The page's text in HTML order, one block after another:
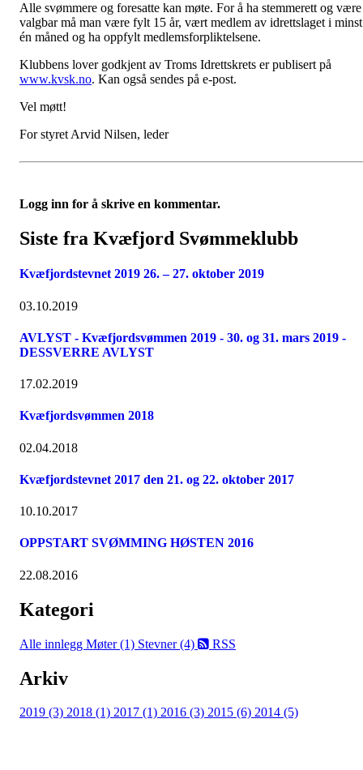
Alle svømmere og foresatte kan møte. For å ha stemmerett og være
valgbar må man være fylt 15 år, vært medlem av idrettslaget i minst
én måned og ha oppfylt medlemsforpliktelsene.
Klubbens lover godkjent av Troms Idrettskrets er publisert på
www.kvsk.no. Kan også sendes på e-post.
Vel møtt!
For styret Arvid Nilsen, leder
Logg inn for å skrive en kommentar.
Siste fra Kvæfjord Svømmeklubb
Kvæfjordstevnet 2019 26. – 27. oktober 2019
03.10.2019
AVLYST - Kvæfjordsvømmen 2019 - 30. og 31. mars 2019 -
DESSVERRE AVLYST
17.02.2019
Kvæfjordsvømmen 2018
02.04.2018
Kvæfjordstevnet 2017 den 21. og 22. oktober 2017
10.10.2017
OPPSTART SVØMMING HØSTEN 2016
22.08.2016
Kategori
Alle innlegg Møter (1) Stevner (4) RSS
Arkiv
2019 (3) 2018 (1) 2017 (1) 2016 (3) 2015 (6) 2014 (5)